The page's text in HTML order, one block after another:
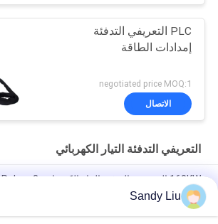
PLC التعريفي التدفئة
إمدادات الطاقة
negotiated price MOQ:1
الاتصال
التعريفي التدفئة التيار الكهربائي
160KW التعريفي التدفئة التيار الكهربائي 3 Pahse التعريفي آلة تزوير
الزائدة
Sandy Liu